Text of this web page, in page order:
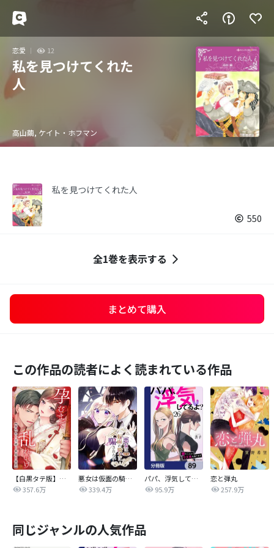
恋愛 12
私を見つけてくれた
人
高山繭, ケイト・ホフマン
私を見つけてくれた人
550
全1巻を表示する
まとめて購入
この作品の読者によく読まれている作品
【白黒タテ版】孕むまで乱れいけ～身代わり花嫁と軍服の猛愛
357.6万
悪女は仮面の騎士に騙されない
339.4万
パパ、浮気してるよ？娘と二人でクズ夫を捨てます【分冊版】
95.9万
恋と弾丸
257.9万
同じジャンルの人気作品